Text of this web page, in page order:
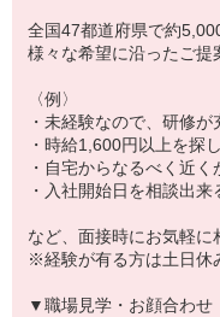
全国47都道府県で約
様々な希望に沿ったご提
〈例〉
・未経験なので、研修
・時給1,600円以上を探
・自宅からなるべく近く
・入社開始日を相談出来
など、面接時にお気軽に
※経験が有る方は土日休
▼職場見学・お顔合わせ